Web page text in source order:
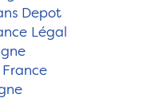
Depot
Légal
France